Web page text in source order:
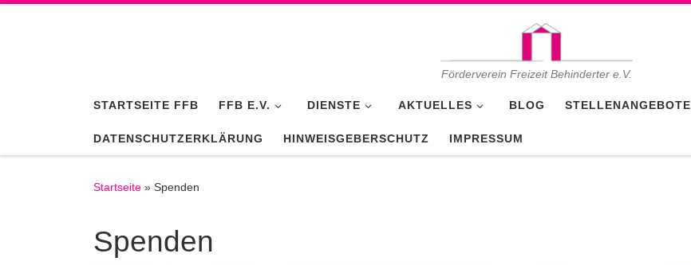
Förderverein Freizeit Behinderter e.V.
STARTSEITE FFB FFB E.V. DIENSTE AKTUELLES BLOG STELLENANGEBOTE
DATENSCHUTZERKLÄRUNG HINWEISGEBERSCHUTZ IMPRESSUM
Startseite » Spenden
Spenden